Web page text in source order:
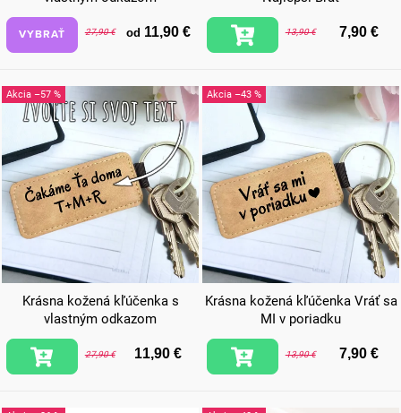
27,90 € od 11,90 €
VYBRAŤ 13,90 € 7,90 €
–57 %
Krásna kožená kľúčenka s
vlastným odkazom
27,90 € 11,90 €
–43 %
Krásna kožená kľúčenka Vráť sa
MI v poriadku
13,90 € 7,90 €